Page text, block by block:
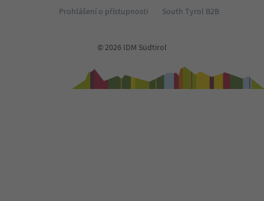
Prohlášení o přístupnosti
South Tyrol B2B
© 2026 IDM Südtirol